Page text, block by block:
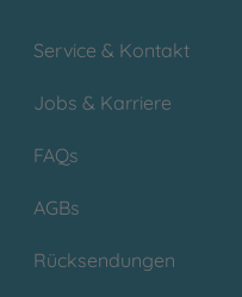
Service & Kontakt
Jobs & Karriere
FAQs
AGBs
Rücksendungen